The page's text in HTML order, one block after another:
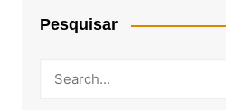
Pesquisar